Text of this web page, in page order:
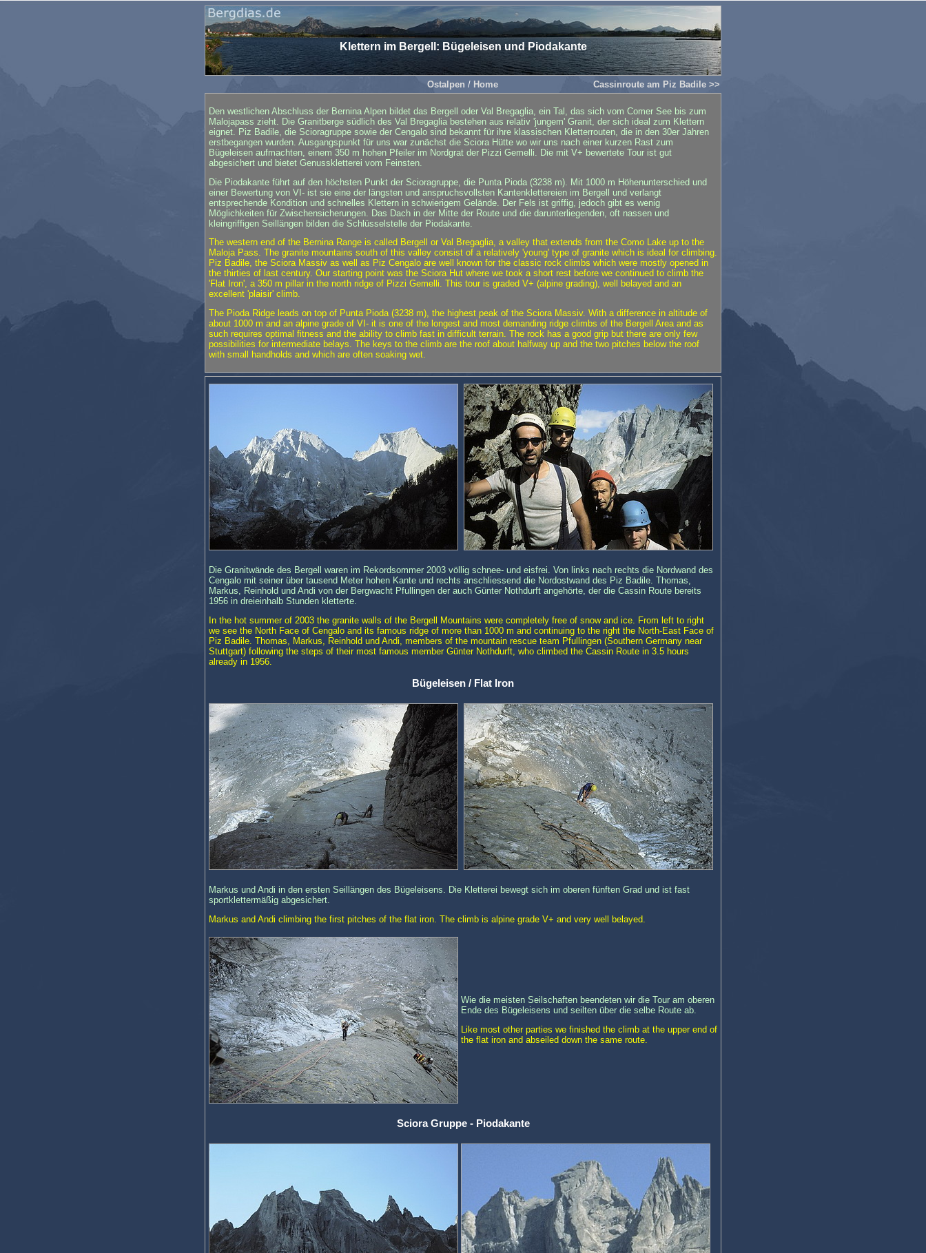
Klettern im Bergell: Bügeleisen und Piodakante
Ostalpen / Home Cassinroute am Piz Badile >>
Den westlichen Abschluss der Bernina Alpen bildet das Bergell oder Val Bregaglia, ein Tal, das sich vom Comer See bis zum
Malojapass zieht. Die Granitberge südlich des Val Bregaglia bestehen aus relativ 'jungem' Granit, der sich ideal zum Klettern
eignet. Piz Badile, die Scioragruppe sowie der Cengalo sind bekannt für ihre klassischen Kletterrouten, die in den 30er Jahren
erstbegangen wurden. Ausgangspunkt für uns war zunächst die Sciora Hütte wo wir uns nach einer kurzen Rast zum
Bügeleisen aufmachten, einem 350 m hohen Pfeiler im Nordgrat der Pizzi Gemelli. Die mit V+ bewertete Tour ist gut
abgesichert und bietet Genusskletterei vom Feinsten.
Die Piodakante führt auf den höchsten Punkt der Scioragruppe, die Punta Pioda (3238 m). Mit 1000 m Höhenunterschied und
einer Bewertung von VI- ist sie eine der längsten und anspruchsvollsten Kantenklettereien im Bergell und verlangt
entsprechende Kondition und schnelles Klettern in schwierigem Gelände. Der Fels ist griffig, jedoch gibt es wenig
Möglichkeiten für Zwischensicherungen. Das Dach in der Mitte der Route und die darunterliegenden, oft nassen und
kleingriffigen Seillängen bilden die Schlüsselstelle der Piodakante.
The western end of the Bernina Range is called Bergell or Val Bregaglia, a valley that extends from the Como Lake up to the
Maloja Pass. The granite mountains south of this valley consist of a relatively 'young' type of granite which is ideal for climbing.
Piz Badile, the Sciora Massiv as well as Piz Cengalo are well known for the classic rock climbs which were mostly opened in
the thirties of last century. Our starting point was the Sciora Hut where we took a short rest before we continued to climb the
'Flat Iron', a 350 m pillar in the north ridge of Pizzi Gemelli. This tour is graded V+ (alpine grading), well belayed and an
excellent 'plaisir' climb.
The Pioda Ridge leads on top of Punta Pioda (3238 m), the highest peak of the Sciora Massiv. With a difference in altitude of
about 1000 m and an alpine grade of VI- it is one of the longest and most demanding ridge climbs of the Bergell Area and as
such requires optimal fitness and the ability to climb fast in difficult terrain. The rock has a good grip but there are only few
possibilities for intermediate belays. The keys to the climb are the roof about halfway up and the two pitches below the roof
with small handholds and which are often soaking wet.
Die Granitwände des Bergell waren im Rekordsommer 2003 völlig schnee- und eisfrei. Von links nach rechts die Nordwand des
Cengalo mit seiner über tausend Meter hohen Kante und rechts anschliessend die Nordostwand des Piz Badile. Thomas,
Markus, Reinhold und Andi von der Bergwacht Pfullingen der auch Günter Nothdurft angehörte, der die Cassin Route bereits
1956 in dreieinhalb Stunden kletterte.
In the hot summer of 2003 the granite walls of the Bergell Mountains were completely free of snow and ice. From left to right
we see the North Face of Cengalo and its famous ridge of more than 1000 m and continuing to the right the North-East Face of
Piz Badile. Thomas, Markus, Reinhold und Andi, members of the mountain rescue team Pfullingen (Southern Germany near
Stuttgart) following the steps of their most famous member Günter Nothdurft, who climbed the Cassin Route in 3.5 hours
already in 1956.
Bügeleisen / Flat Iron
Markus und Andi in den ersten Seillängen des Bügeleisens. Die Kletterei bewegt sich im oberen fünften Grad und ist fast
sportklettermäßig abgesichert.
Markus and Andi climbing the first pitches of the flat iron. The climb is alpine grade V+ and very well belayed.
Wie die meisten Seilschaften beendeten wir die Tour am oberen
Ende des Bügeleisens und seilten über die selbe Route ab.
Like most other parties we finished the climb at the upper end of
the flat iron and abseiled down the same route.
Sciora Gruppe - Piodakante